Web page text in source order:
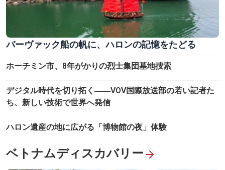
バーヴァック船の帆に、ハロンの記憶をたどる
ホーチミン市、8年がかりの烈士集団墓地捜索
デジタル時代を切り拓く――VOV国際放送部の若い記者た
ち、新しい技術で世界へ発信
ハロン遺産の地に広がる「博物館の夜」体験
ベトナムディスカバリー